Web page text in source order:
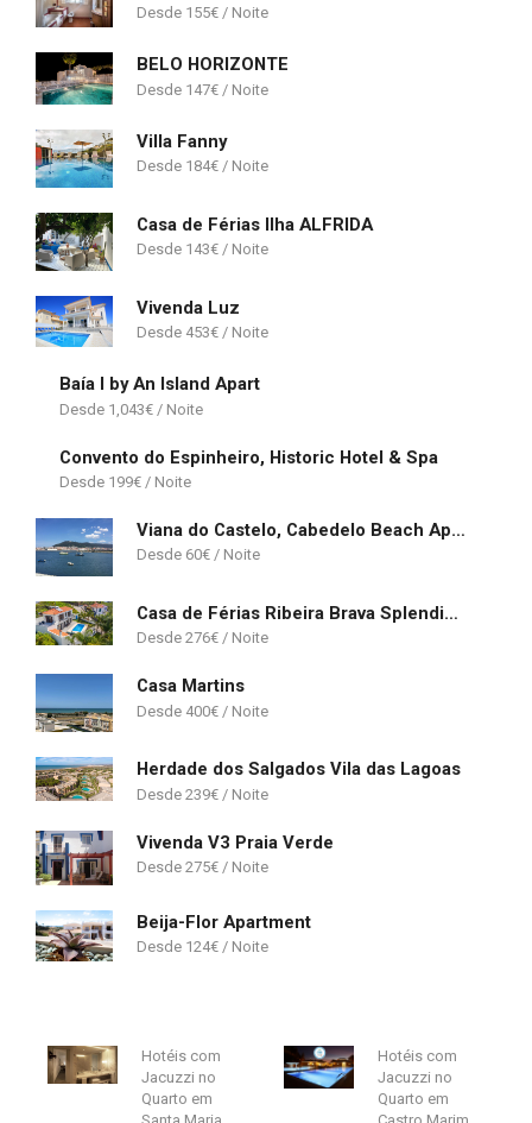
155€
BELO HORIZONTE
147€
Villa Fanny
184€
Casa de Férias Ilha ALFRIDA
143€
Vivenda Luz
453€
Baía I by An Island Apart
1,043€
Convento do Espinheiro, Historic Hotel & Spa
199€
Viana do Castelo, Cabedelo Beach Apartment
60€
Casa de Férias Ribeira Brava Splendid Home
276€
Casa Martins
400€
Herdade dos Salgados Vila das Lagoas
239€
Vivenda V3 Praia Verde
275€
Beija-Flor Apartment
124€
Hotéis com
Jacuzzi no
Quarto em
Hotéis com
Jacuzzi no
Quarto em